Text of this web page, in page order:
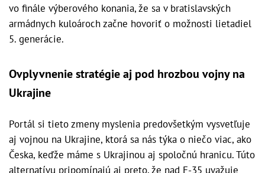
vo finále výberového konania, že sa v bratislavských
armádnych kuloároch začne hovoriť o možnosti lietadiel
5. generácie.
Ovplyvnenie stratégie aj pod hrozbou vojny na
Ukrajine
Portál si tieto zmeny myslenia predovšetkým vysvetľuje
aj vojnou na Ukrajine, ktorá sa nás týka o niečo viac, ako
Česka, keďže máme s Ukrajinou aj spoločnú hranicu. Túto
alternatívu pripomínajú aj preto, že nad F-35 uvažuje